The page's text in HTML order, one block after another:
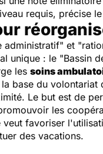
requis, précise
administratif" et
unique : le "Bassin
les soins
base du volontariat
Le but est de
les
favoriser
des vacations.